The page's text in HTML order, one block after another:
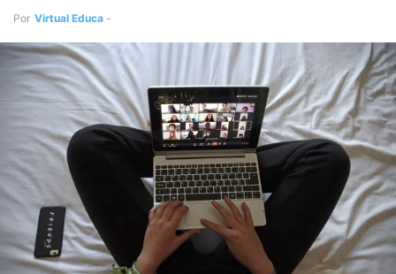
Por Virtual Educa -